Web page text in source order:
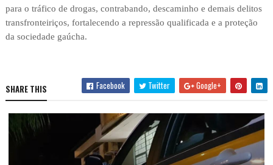
para o tráfico de drogas, contrabando, descaminho e demais delitos
transfronteiriços, fortalecendo a repressão qualificada e a proteção
da sociedade gaúcha.
SHARE THIS Facebook Twitter Google+